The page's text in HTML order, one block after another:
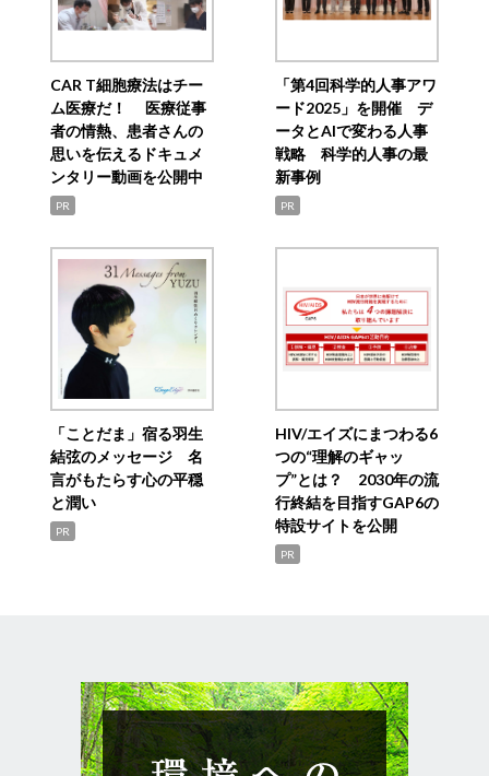
CAR T細胞療法はチー
ム医療だ！ 医療従事
者の情熱、患者さんの
思いを伝えるドキュメ
ンタリー動画を公開中
PR
「第4回科学的人事アワ
ード2025」を開催 デ
ータとAIで変わる人事
戦略 科学的人事の最
新事例
PR
「ことだま」宿る羽生
結弦のメッセージ 名
言がもたらす心の平穏
と潤い
PR
HIV/エイズにまつわる6
つの“理解のギャッ
プ”とは？ 2030年の流
行終結を目指すGAP6の
特設サイトを公開
PR